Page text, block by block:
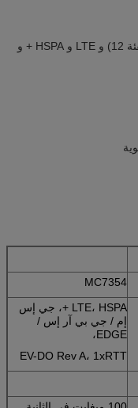
التقنيات GSM و UMTS و EDGE و GPRS (الفئة 12) و LTE و HSPA + و
MC7354
LTE، HSPA +، جي إس
إم / جي بي آر إس /
EDGE،
EV-DO Rev A، 1xRTT